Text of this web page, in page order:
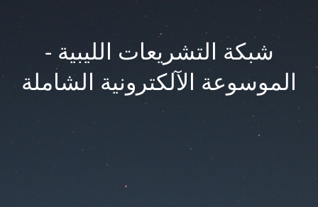
شبكة التشريعات الليبية -
الموسوعة الآلكترونية الشاملة